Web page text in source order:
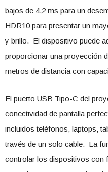
bajos de 4,2 ms para un
HDR10 para presentar un
y brillo. El dispositivo puede
proporcionar una proyección
metros de distancia con
El puerto USB Tipo-C del
conectividad de pantalla
incluidos teléfonos, laptops,
través de un solo cable. La
controlar los dispositivos con